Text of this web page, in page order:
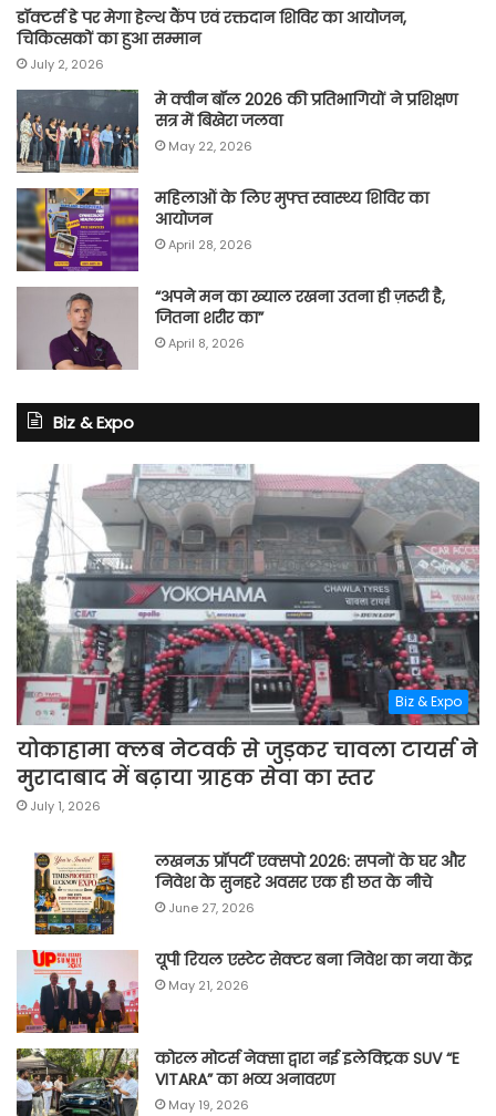
डॉक्टर्स डे पर मेगा हेल्थ कैंप एवं रक्तदान शिविर का आयोजन,
चिकित्सकों का हुआ सम्मान
July 2, 2026
मे क्वीन बॉल 2026 की प्रतिभागियों ने प्रशिक्षण
सत्र में बिखेरा जलवा
May 22, 2026
महिलाओं के लिए मुफ्त स्वास्थ्य शिविर का
आयोजन
April 28, 2026
“अपने मन का ख्याल रखना उतना ही ज़रूरी है,
जितना शरीर का”
April 8, 2026
Biz & Expo
Biz & Expo
योकाहामा क्लब नेटवर्क से जुड़कर चावला टायर्स ने
मुरादाबाद में बढ़ाया ग्राहक सेवा का स्तर
July 1, 2026
लखनऊ प्रॉपर्टी एक्सपो 2026: सपनों के घर और
निवेश के सुनहरे अवसर एक ही छत के नीचे
June 27, 2026
यूपी रियल एस्टेट सेक्टर बना निवेश का नया केंद्र
May 21, 2026
कोरल मोटर्स नेक्सा द्वारा नई इलेक्ट्रिक SUV “E
VITARA” का भव्य अनावरण
May 19, 2026